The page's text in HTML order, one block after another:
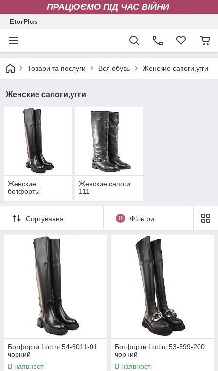
ПРАЦЮЄМО ПІД ЧАС ВІЙНИ
EtorPlus
Товари та послуги Вся обувь Женские сапоги,угги
Женские сапоги,угги
Женские
ботфорты
Женские сапоги
111
Сортування 0 Фільтри
Ботфорти Lottini 54-6011-01
чорний
В наявності
Ботфорти Lottini 53-599-200
чорний
В наявності